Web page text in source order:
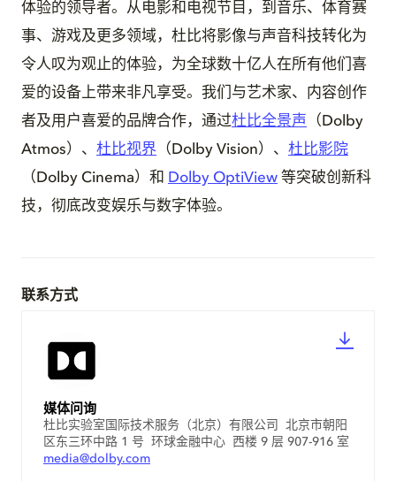
体验的领导者。从电影和电视节目，到音乐、体育赛
事、游戏及更多领域，杜比将影像与声音科技转化为
令人叹为观止的体验，为全球数十亿人在所有他们喜
爱的设备上带来非凡享受。我们与艺术家、内容创作
者及用户喜爱的品牌合作，通过杜比全景声
（Dolby
Atmos）、 杜比视界 （Dolby Vision）、 杜比影院
（Dolby Cinema）和 Dolby OptiView 等突破创新科
技，彻底改变娱乐与数字体验。
联系方式
媒体问询
杜比实验室国际技术服务（北京）有限公司 北京市朝阳
区东三环中路 1 号 环球金融中心 西楼 9 层 907-916 室
media@dolby.com